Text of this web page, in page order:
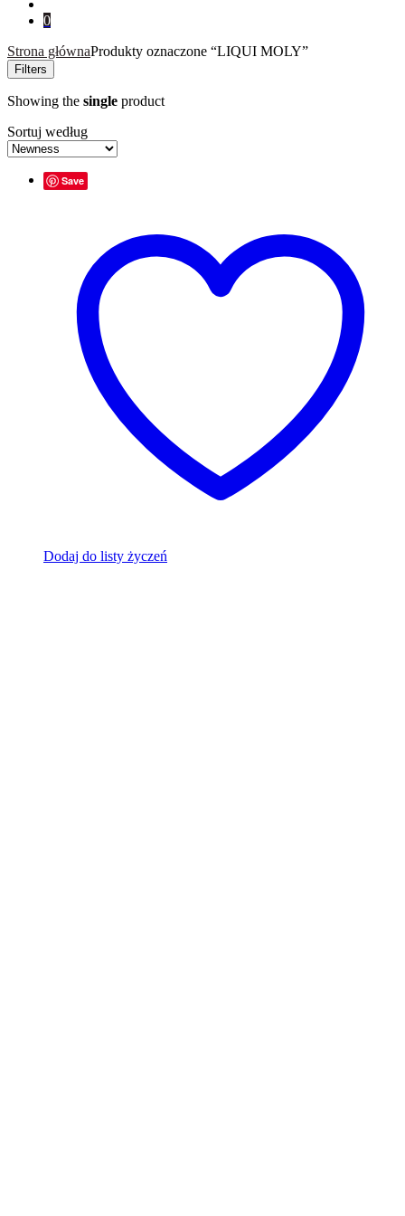
0
Strona głównaProdukty oznaczone “LIQUI MOLY”
Filters
Showing the single product
Sortuj według
Save
Dodaj do listy życzeń